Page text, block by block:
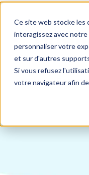
Ce site web stocke les
interagissez avec
personnaliser votre
et sur d'autres
Si vous refusez
votre navigateur afin
Accueil